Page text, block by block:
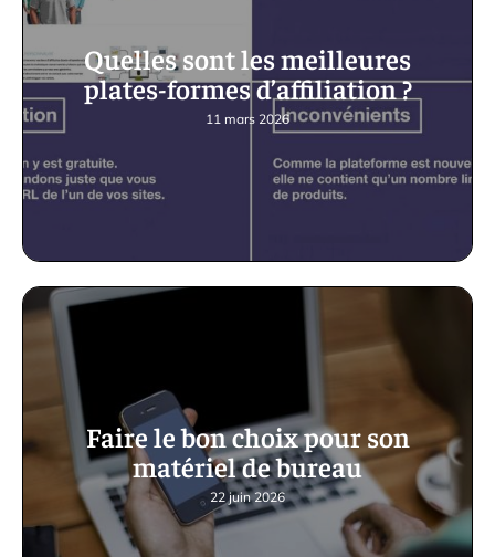
Quelles sont les meilleures
plates-formes d’affiliation ?
11 mars 2026
Faire le bon choix pour son
matériel de bureau
22 juin 2026